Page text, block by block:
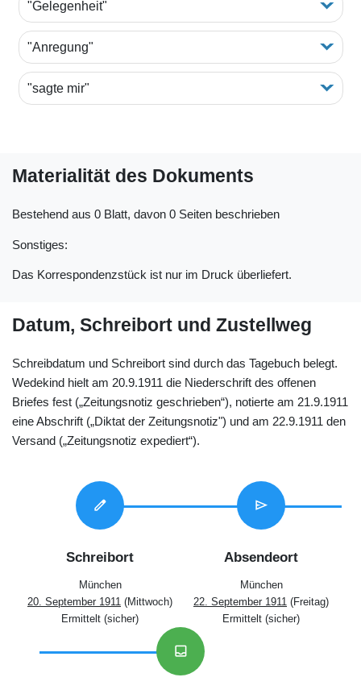
"Gelegenheit"
"Anregung"
"sagte mir"
Materialität des Dokuments
Bestehend aus 0 Blatt, davon 0 Seiten beschrieben
Sonstiges:
Das Korrespondenzstück ist nur im Druck überliefert.
Datum, Schreibort und Zustellweg
Schreibdatum und Schreibort sind durch das Tagebuch belegt.
Wedekind hielt am 20.9.1911 die Niederschrift des offenen
Briefes fest („Zeitungsnotiz geschrieben“), notierte am 21.9.1911
eine Abschrift („Diktat der Zeitungsnotiz") und am 22.9.1911 den
Versand („Zeitungsnotiz expediert“).
edit
Schreibort
München
20. September 1911 (Mittwoch)
Ermittelt (sicher)
send
Absendeort
München
22. September 1911 (Freitag)
Ermittelt (sicher)
inbox